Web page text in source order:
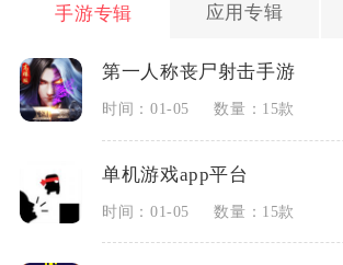
手游专辑 应用专辑
第一人称丧尸射击手游
时间：01-05 数量：15款
单机游戏app平台
时间：01-05 数量：15款